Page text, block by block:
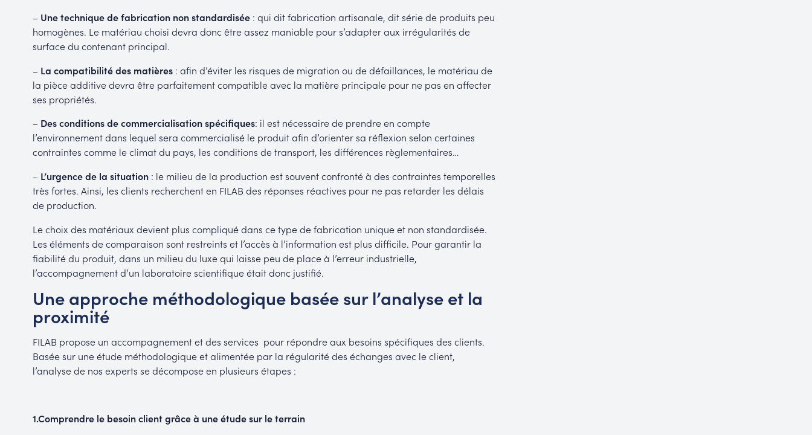
– Une technique de fabrication non standardisée: qui dit fabrication artisanale, dit série de produits peu
homogènes. Le matériau choisi devra donc être assez maniable pour s’adapter aux irrégularités de
surface du contenant principal.
– La compatibilité des matières: afin d’éviter les risques de migration ou de défaillances, le matériau de
la pièce additive devra être parfaitement compatible avec la matière principale pour ne pas en affecter
ses propriétés.
– Des conditions de commercialisation spécifiques: il est nécessaire de prendre en compte
l’environnement dans lequel sera commercialisé le produit afin d’orienter sa réflexion selon certaines
contraintes comme le climat du pays, les conditions de transport, les différences règlementaires…
– L’urgence de la situation: le milieu de la production est souvent confronté à des contraintes temporelles
très fortes. Ainsi, les clients recherchent en FILAB des réponses réactives pour ne pas retarder les délais
de production.
Le choix des matériaux devient plus compliqué dans ce type de fabrication unique et non standardisée.
Les éléments de comparaison sont restreints et l’accès à l’information est plus difficile. Pour garantir la
fiabilité du produit, dans un milieu du luxe qui laisse peu de place à l’erreur industrielle,
l’accompagnement d’un laboratoire scientifique était donc justifié.
Une approche méthodologique basée sur l’analyse et la
proximité
FILAB propose un accompagnement et des services pour répondre aux besoins spécifiques des clients.
Basée sur une étude méthodologique et alimentée par la régularité des échanges avec le client,
l’analyse de nos experts se décompose en plusieurs étapes :
1.Comprendre le besoin client grâce à une étude sur le terrain